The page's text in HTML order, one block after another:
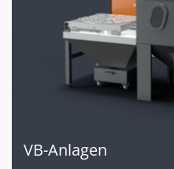
VB-Anlagen